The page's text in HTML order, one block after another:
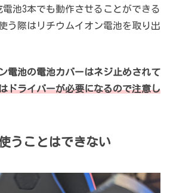
池3本でも動作させることができる
う際はリチウムイオン電池を取り出
電池の電池カバーはネジ止めされて
ドライバーが必要になるので注意し
うことはできない